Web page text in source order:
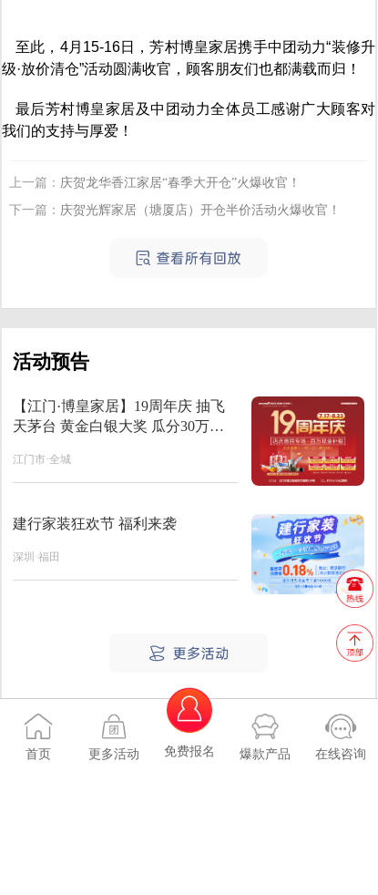
至此，4月15-16日，芳村博皇家居携手中团动力“装修升
级·放价清仓”活动圆满收官，顾客朋友们也都满载而归！
最后芳村博皇家居及中团动力全体员工感谢广大顾客对
我们的支持与厚爱！
上一篇： 庆贺龙华香江家居“春季大开仓”火爆收官！
下一篇： 庆贺光辉家居（塘厦店）开仓半价活动火爆收官！
活动预告
【江门·博皇家居】19周年庆 抽飞
天茅台 黄金白银大奖 瓜分30万元
江门市·全城
建行家装狂欢节 福利来袭
深圳·福田
团购会
首页 更多活动 免费报名 爆款产品 在线咨询